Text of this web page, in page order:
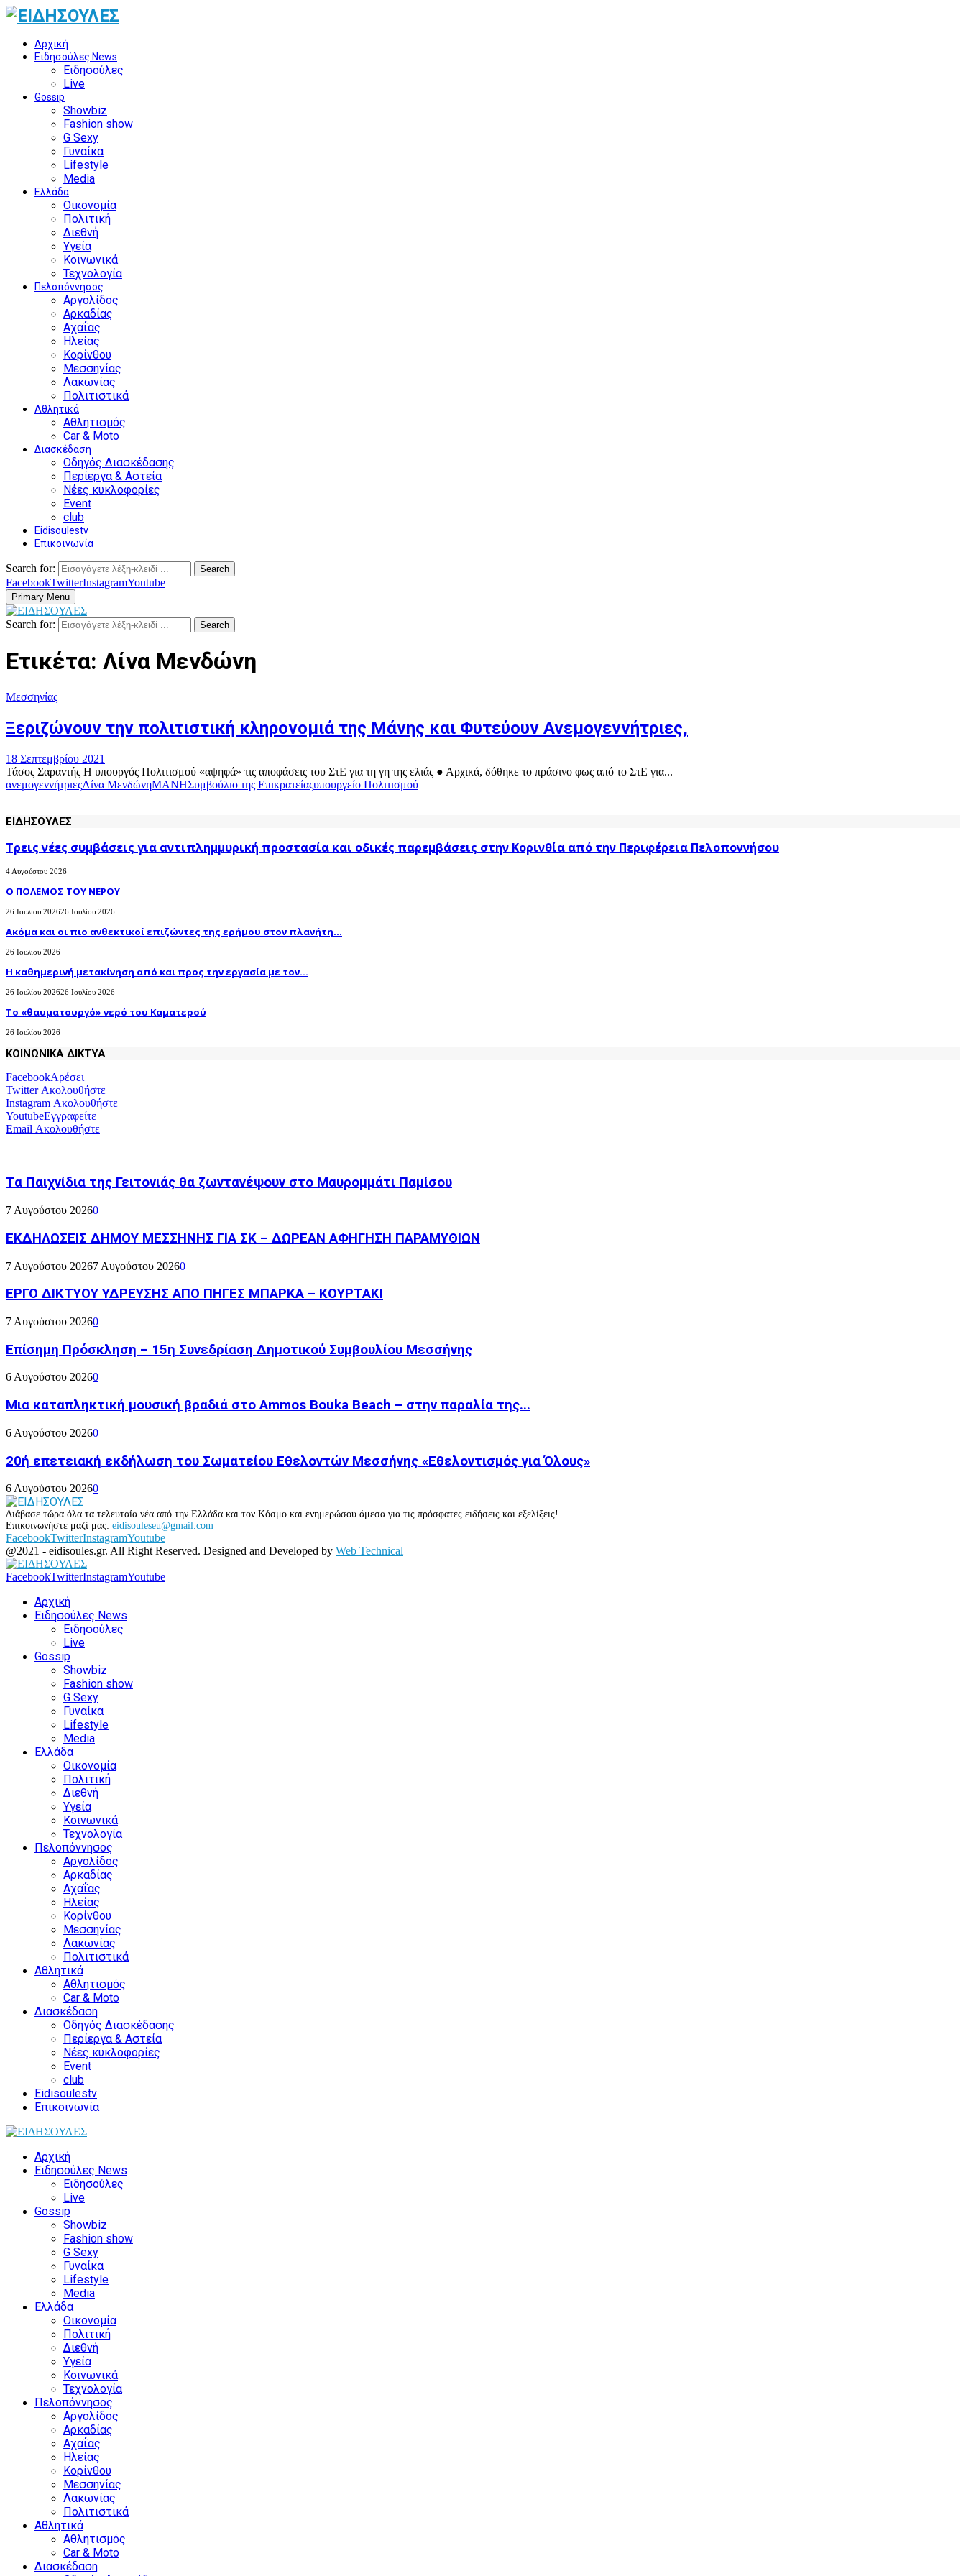
Αρχική
Ειδησούλες News
Ειδησούλες
Live
Gossip
Showbiz
Fashion show
G Sexy
Γυναίκα
Lifestyle
Media
Ελλάδα
Οικονομία
Πολιτική
Διεθνή
Υγεία
Κοινωνικά
Τεχνολογία
Πελοπόννησος
Αργολίδος
Αρκαδίας
Αχαΐας
Ηλείας
Κορίνθου
Μεσσηνίας
Λακωνίας
Πολιτιστικά
Αθλητικά
Αθλητισμός
Car & Moto
Διασκέδαση
Οδηγός Διασκέδασης
Περίεργα & Αστεία
Νέες κυκλοφορίες
Event
club
Eidisoulestv
Επικοινωνία
Search for: Search
FacebookTwitterInstagramYoutube
Primary Menu
Search for: Search
Ετικέτα: Λίνα Μενδώνη
Μεσσηνίας
Ξεριζώνουν την πολιτιστική κληρονομιά της Μάνης και Φυτεύουν Ανεμογεννήτριες,
18 Σεπτεμβρίου 2021
Τάσος Σαραντής Η υπουργός Πολιτισμού «αψηφά» τις αποφάσεις του ΣτΕ για τη γη της ελιάς ● Αρχικά, δόθηκε το πράσινο φως από το ΣτΕ για...
ανεμογεννήτριεςΛίνα ΜενδώνηΜΑΝΗΣυμβούλιο της Επικρατείαςυπουργείο Πολιτισμού
ΕΙΔΗΣΟΥΛΕΣ
Τρεις νέες συμβάσεις για αντιπλημμυρική προστασία και οδικές παρεμβάσεις στην Κορινθία από την Περιφέρεια Πελοποννήσου
4 Αυγούστου 2026
Ο ΠΟΛΕΜΟΣ ΤΟΥ ΝΕΡΟΥ
26 Ιουλίου 202626 Ιουλίου 2026
Ακόμα και οι πιο ανθεκτικοί επιζώντες της ερήμου στον πλανήτη...
26 Ιουλίου 2026
H καθημερινή μετακίνηση από και προς την εργασία με τον...
26 Ιουλίου 202626 Ιουλίου 2026
Το «θαυματουργό» νερό του Καματερού
26 Ιουλίου 2026
ΚΟΙΝΩΝΙΚΑ ΔΙΚΤΥΑ
FacebookΑρέσει
TwitterΑκολουθήστε
Instagram Ακολουθήστε
YoutubeΕγγραφείτε
Email Ακολουθήστε
Τα Παιχνίδια της Γειτονιάς θα ζωντανέψουν στο Μαυρομμάτι Παμίσου
7 Αυγούστου 20260
ΕΚΔΗΛΩΣΕΙΣ ΔΗΜΟΥ ΜΕΣΣΗΝΗΣ ΓΙΑ ΣΚ – ΔΩΡΕΑΝ ΑΦΗΓΗΣΗ ΠΑΡΑΜΥΘΙΩΝ
7 Αυγούστου 20267 Αυγούστου 20260
ΕΡΓΟ ΔΙΚΤΥΟΥ ΥΔΡΕΥΣΗΣ ΑΠΟ ΠΗΓΕΣ ΜΠΑΡΚΑ – ΚΟΥΡΤΑΚΙ
7 Αυγούστου 20260
Επίσημη Πρόσκληση – 15η Συνεδρίαση Δημοτικού Συμβουλίου Μεσσήνης
6 Αυγούστου 20260
Μια καταπληκτική μουσική βραδιά στο Ammos Bouka Beach – στην παραλία της...
6 Αυγούστου 20260
20ή επετειακή εκδήλωση του Σωματείου Εθελοντών Μεσσήνης «Εθελοντισμός για Όλους»
6 Αυγούστου 20260
Διάβασε τώρα όλα τα τελευταία νέα από την Ελλάδα και τον Κόσμο και ενημερώσου άμεσα για τις πρόσφατες ειδήσεις και εξελίξεις!
Επικοινωνήστε μαζί μας: eidisouleseu@gmail.com
FacebookTwitterInstagramYoutube
@2021 - eidisoules.gr. All Right Reserved. Designed and Developed by Web Technical
FacebookTwitterInstagramYoutube
Αρχική
Ειδησούλες News
Ειδησούλες
Live
Gossip
Showbiz
Fashion show
G Sexy
Γυναίκα
Lifestyle
Media
Ελλάδα
Οικονομία
Πολιτική
Διεθνή
Υγεία
Κοινωνικά
Τεχνολογία
Πελοπόννησος
Αργολίδος
Αρκαδίας
Αχαΐας
Ηλείας
Κορίνθου
Μεσσηνίας
Λακωνίας
Πολιτιστικά
Αθλητικά
Αθλητισμός
Car & Moto
Διασκέδαση
Οδηγός Διασκέδασης
Περίεργα & Αστεία
Νέες κυκλοφορίες
Event
club
Eidisoulestv
Επικοινωνία
Αρχική
Ειδησούλες News
Ειδησούλες
Live
Gossip
Showbiz
Fashion show
G Sexy
Γυναίκα
Lifestyle
Media
Ελλάδα
Οικονομία
Πολιτική
Διεθνή
Υγεία
Κοινωνικά
Τεχνολογία
Πελοπόννησος
Αργολίδος
Αρκαδίας
Αχαΐας
Ηλείας
Κορίνθου
Μεσσηνίας
Λακωνίας
Πολιτιστικά
Αθλητικά
Αθλητισμός
Car & Moto
Διασκέδαση